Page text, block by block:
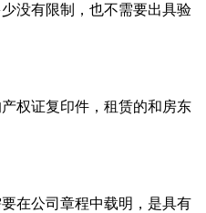
没有限制，也不需要出具验
权证复印件，租赁的和房东
在公司章程中载明，是具有